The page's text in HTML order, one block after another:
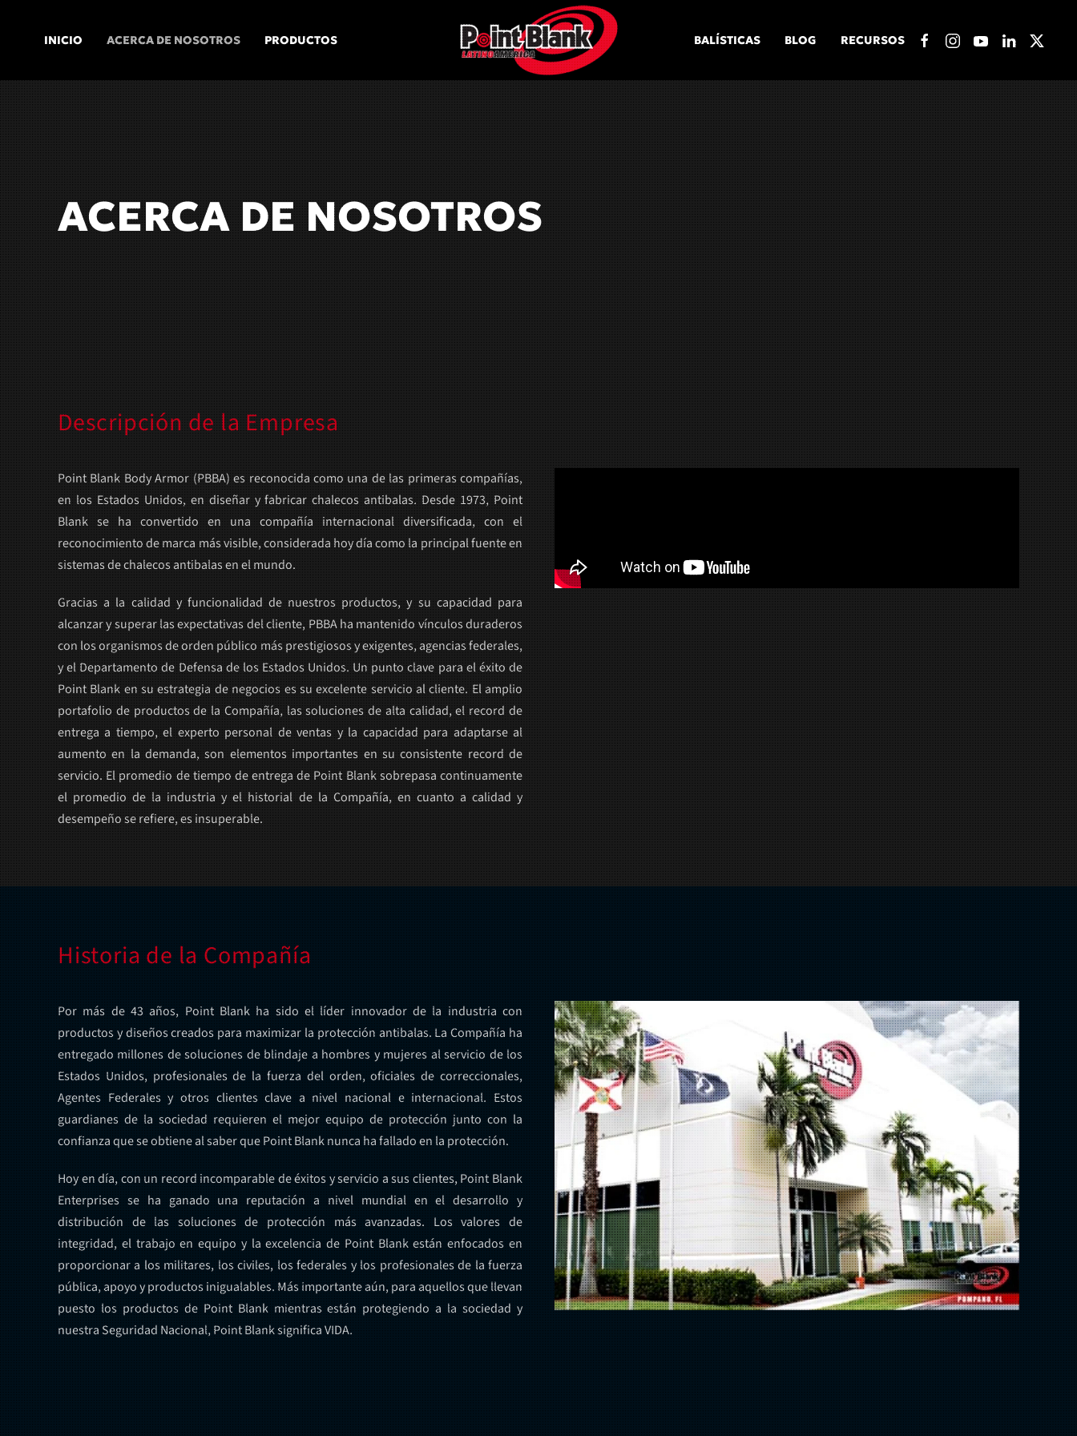
Skip to main content
INICIO ACERCA DE NOSOTROS PRODUCTOS BALÍSTICAS BLOG RECURSOS
ACERCA DE NOSOTROS
Descripción de la Empresa
Point Blank Body Armor (PBBA) es reconocida como una de las primeras compañías,
en los Estados Unidos, en diseñar y fabricar chalecos antibalas. Desde 1973, Point
Blank se ha convertido en una compañía internacional diversificada, con el
reconocimiento de marca más visible, considerada hoy día como la principal fuente en
sistemas de chalecos antibalas en el mundo.
Gracias a la calidad y funcionalidad de nuestros productos, y su capacidad para
alcanzar y superar las expectativas del cliente, PBBA ha mantenido vínculos duraderos
con los organismos de orden público más prestigiosos y exigentes, agencias federales,
y el Departamento de Defensa de los Estados Unidos. Un punto clave para el éxito de
Point Blank en su estrategia de negocios es su excelente servicio al cliente. El amplio
portafolio de productos de la Compañía, las soluciones de alta calidad, el record de
entrega a tiempo, el experto personal de ventas y la capacidad para adaptarse al
aumento en la demanda, son elementos importantes en su consistente record de
servicio. El promedio de tiempo de entrega de Point Blank sobrepasa continuamente
el promedio de la industria y el historial de la Compañía, en cuanto a calidad y
desempeño se refiere, es insuperable.
Historia de la Compañía
Por más de 43 años, Point Blank ha sido el líder innovador de la industria con
productos y diseños creados para maximizar la protección antibalas. La Compañía ha
entregado millones de soluciones de blindaje a hombres y mujeres al servicio de los
Estados Unidos, profesionales de la fuerza del orden, oficiales de correccionales,
Agentes Federales y otros clientes clave a nivel nacional e internacional. Estos
guardianes de la sociedad requieren el mejor equipo de protección junto con la
confianza que se obtiene al saber que Point Blank nunca ha fallado en la protección.
Hoy en día, con un record incomparable de éxitos y servicio a sus clientes, Point Blank
Enterprises se ha ganado una reputación a nivel mundial en el desarrollo y
distribución de las soluciones de protección más avanzadas. Los valores de
integridad, el trabajo en equipo y la excelencia de Point Blank están enfocados en
proporcionar a los militares, los civiles, los federales y los profesionales de la fuerza
pública, apoyo y productos inigualables. Más importante aún, para aquellos que llevan
puesto los productos de Point Blank mientras están protegiendo a la sociedad y
nuestra Seguridad Nacional, Point Blank significa VIDA.